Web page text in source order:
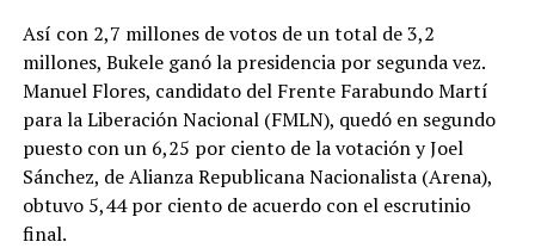
Así con 2,7 millones de votos de un total de 3,2
millones, Bukele ganó la presidencia por segunda vez.
Manuel Flores, candidato del Frente Farabundo Martí
para la Liberación Nacional (FMLN), quedó en segundo
puesto con un 6,25 por ciento de la votación y Joel
Sánchez, de Alianza Republicana Nacionalista (Arena),
obtuvo 5,44 por ciento de acuerdo con el escrutinio
final.